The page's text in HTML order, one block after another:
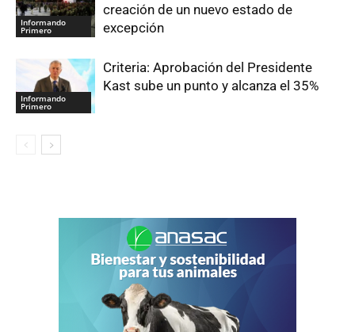
Informando
Primero
creación de un nuevo estado de
excepción
Informando
Primero
Criteria: Aprobación del Presidente
Kast sube un punto y alcanza el 35%